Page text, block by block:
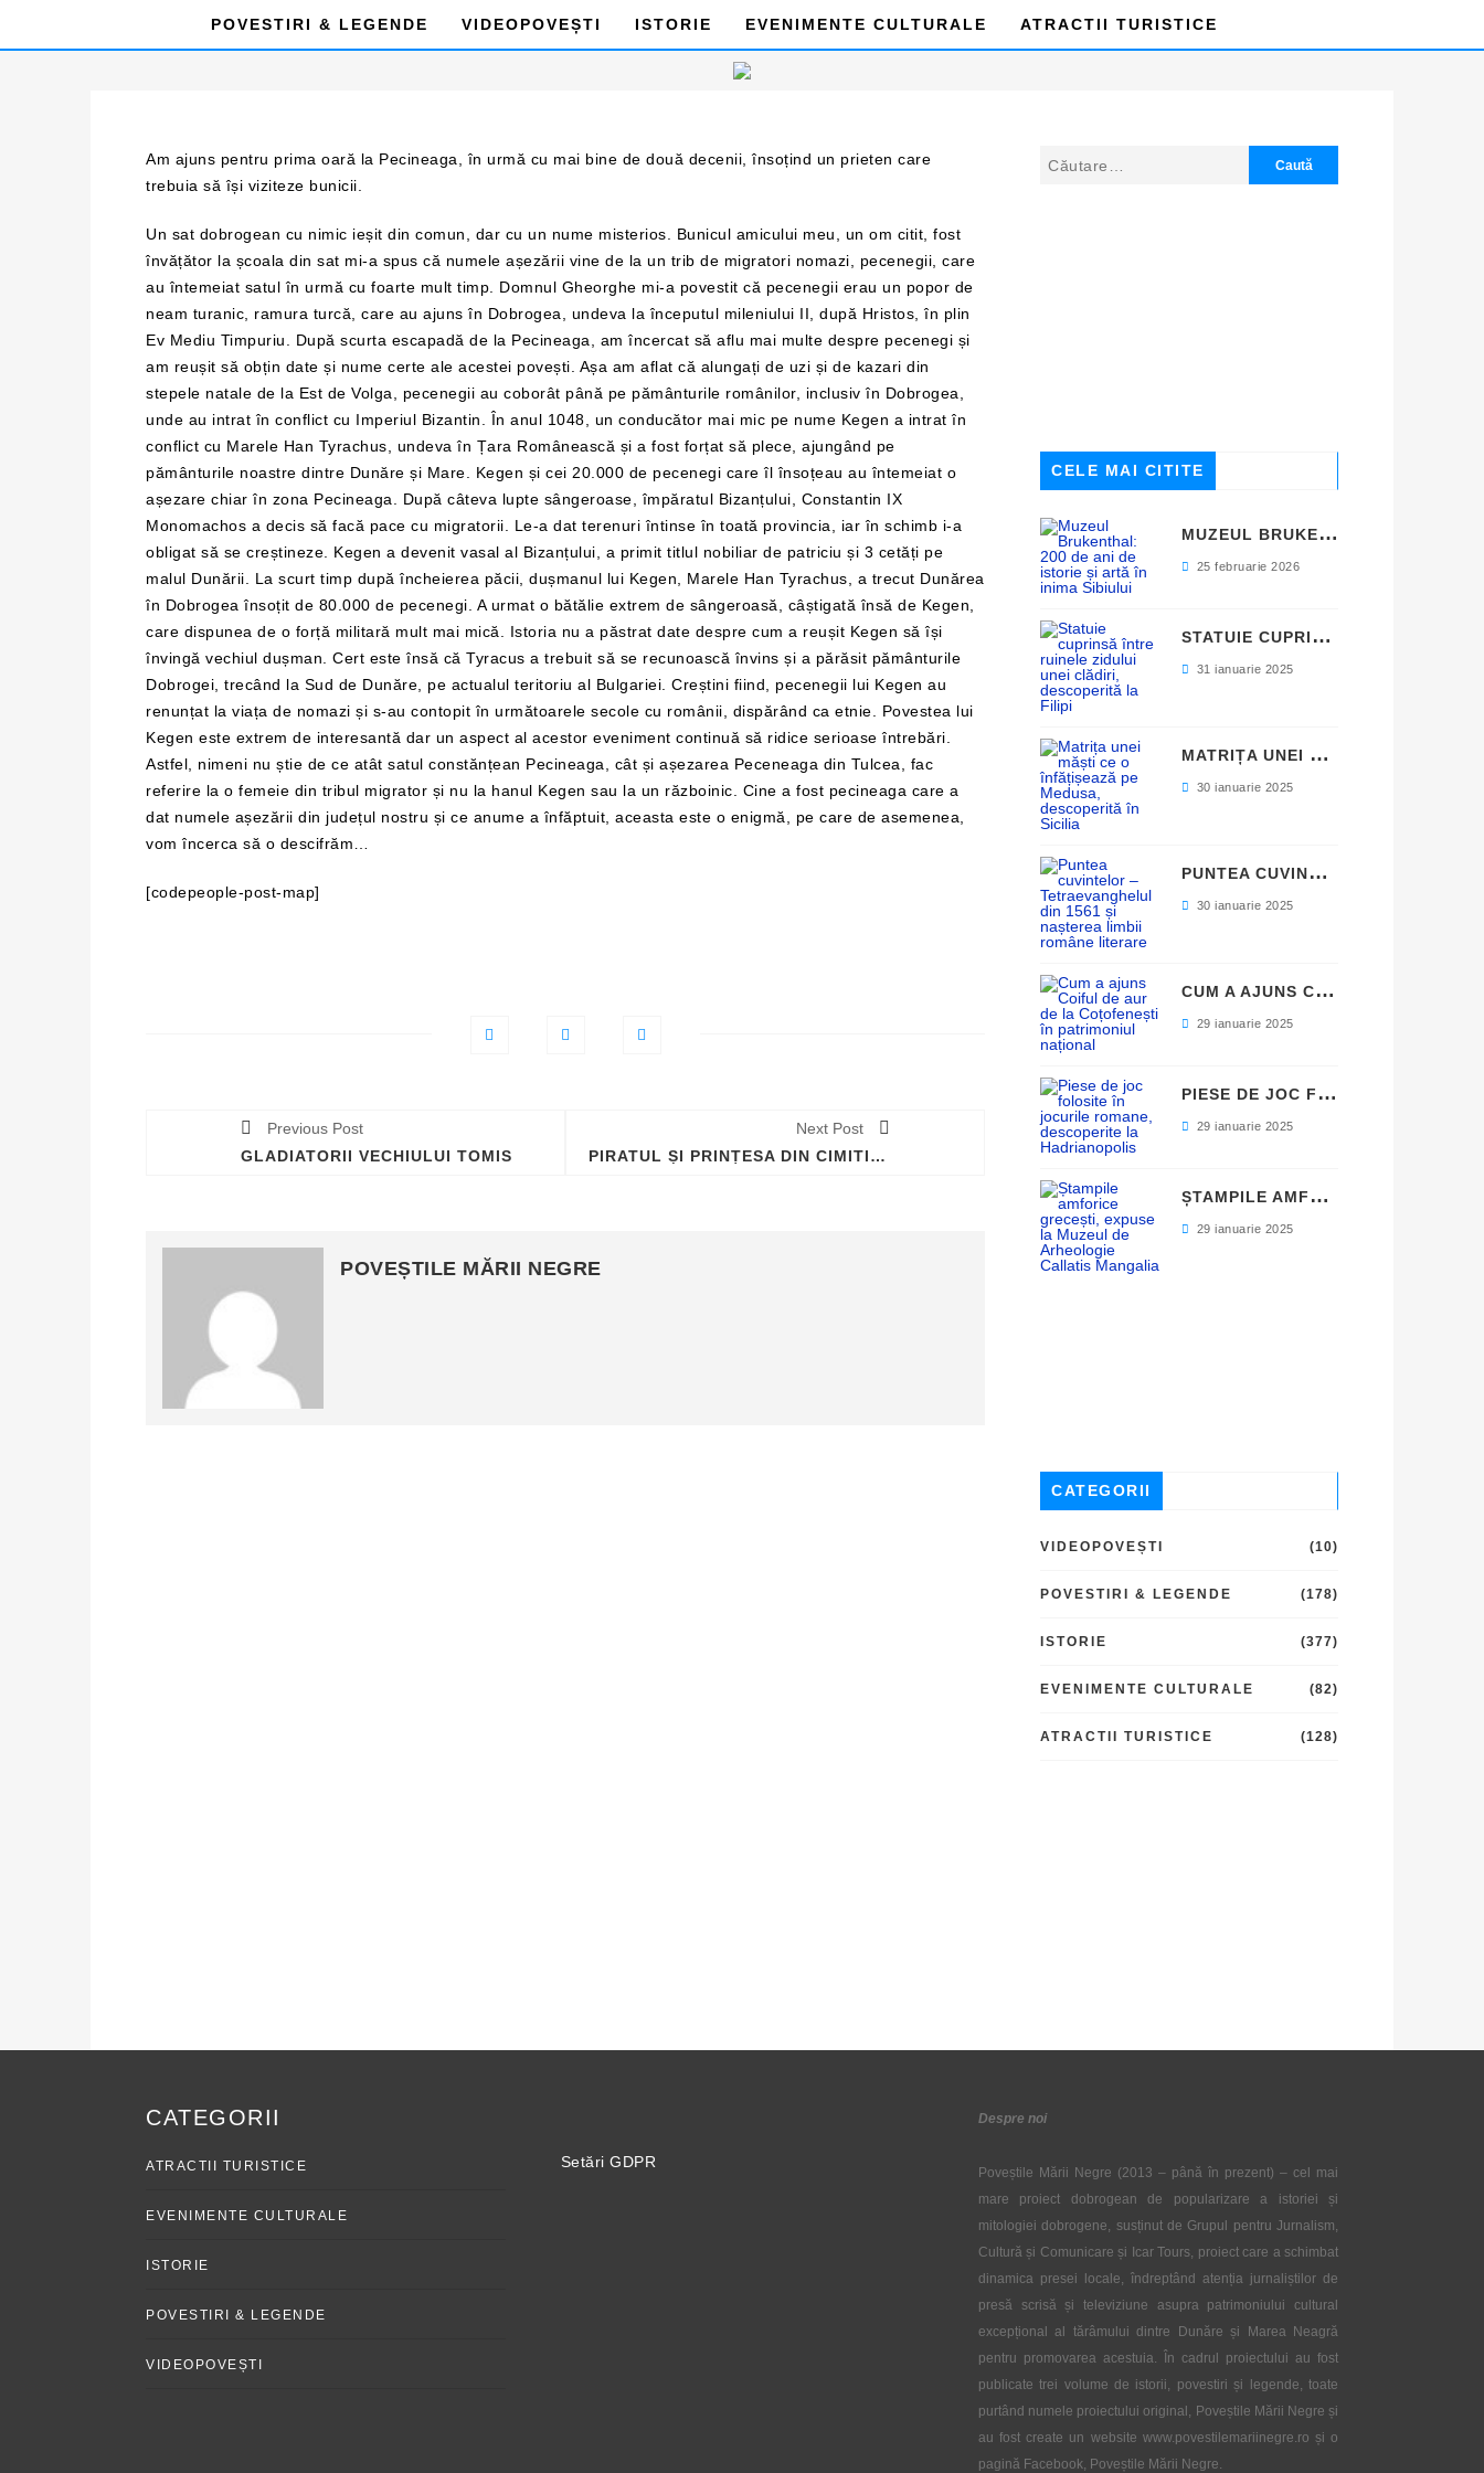
POVESTIRI & LEGENDE VIDEOPOVEȘTI ISTORIE EVENIMENTE CULTURALE ATRACTII TURISTICE
Am ajuns pentru prima oară la Pecineaga, în urmă cu mai bine de două decenii, însoțind un prieten care
trebuia să își viziteze bunicii.
Un sat dobrogean cu nimic ieșit din comun, dar cu un nume misterios. Bunicul amicului meu, un om citit, fost
învățător la școala din sat mi-a spus că numele așezării vine de la un trib de migratori nomazi, pecenegii, care
au întemeiat satul în urmă cu foarte mult timp. Domnul Gheorghe mi-a povestit că pecenegii erau un popor de
neam turanic, ramura turcă, care au ajuns în Dobrogea, undeva la începutul mileniului II, după Hristos, în plin
Ev Mediu Timpuriu. După scurta escapadă de la Pecineaga, am încercat să aflu mai multe despre pecenegi și
am reușit să obțin date și nume certe ale acestei povești. Așa am aflat că alungați de uzi și de kazari din
stepele natale de la Est de Volga, pecenegii au coborât până pe pământurile românilor, inclusiv în Dobrogea,
unde au intrat în conflict cu Imperiul Bizantin. În anul 1048, un conducător mai mic pe nume Kegen a intrat în
conflict cu Marele Han Tyrachus, undeva în Țara Românească și a fost forțat să plece, ajungând pe
pământurile noastre dintre Dunăre și Mare. Kegen și cei 20.000 de pecenegi care îl însoțeau au întemeiat o
așezare chiar în zona Pecineaga. După câteva lupte sângeroase, împăratul Bizanțului, Constantin IX
Monomachos a decis să facă pace cu migratorii. Le-a dat terenuri întinse în toată provincia, iar în schimb i-a
obligat să se creștineze. Kegen a devenit vasal al Bizanțului, a primit titlul nobiliar de patriciu și 3 cetăți pe
malul Dunării. La scurt timp după încheierea păcii, dușmanul lui Kegen, Marele Han Tyrachus, a trecut Dunărea
în Dobrogea însoțit de 80.000 de pecenegi. A urmat o bătălie extrem de sângeroasă, câștigată însă de Kegen,
care dispunea de o forță militară mult mai mică. Istoria nu a păstrat date despre cum a reușit Kegen să își
învingă vechiul dușman. Cert este însă că Tyracus a trebuit să se recunoască învins și a părăsit pământurile
Dobrogei, trecând la Sud de Dunăre, pe actualul teritoriu al Bulgariei. Creștini fiind, pecenegii lui Kegen au
renunțat la viața de nomazi și s-au contopit în următoarele secole cu românii, dispărând ca etnie. Povestea lui
Kegen este extrem de interesantă dar un aspect al acestor eveniment continuă să ridice serioase întrebări.
Astfel, nimeni nu știe de ce atât satul constănțean Pecineaga, cât și așezarea Peceneaga din Tulcea, fac
referire la o femeie din tribul migrator și nu la hanul Kegen sau la un războinic. Cine a fost pecineaga care a
dat numele așezării din județul nostru și ce anume a înfăptuit, aceasta este o enigmă, pe care de asemenea,
vom încerca să o descifrăm…
[codepeople-post-map]
Previous Post
GLADIATORII VECHIULUI TOMIS
Next Post
PIRATUL ȘI PRINȚESA DIN CIMITIRUL MARITIM SULINA
POVEȘTILE MĂRII NEGRE
CELE MAI CITITE
M
UZEUL BRUKENTHAL: 200 DE ANI DE ISTORIE ȘI ARTĂ ÎN INIMA SIBIULUI
25 februarie 2026
S
TATUIE CUPRINSĂ ÎNTRE RUINELE ZIDULUI UNEI CLĂDIRI, DESCOPERITĂ LA FILIPI
31 ianuarie 2025
M
ATRIȚA UNEI MĂȘTI CE O ÎNFĂȚIȘEAZĂ PE MEDUSA, DESCOPERITĂ ÎN SICILIA
30 ianuarie 2025
P
UNTEA CUVINTELOR – TETRAEVANGHELUL DIN 1561 ȘI NAȘTEREA LIMBII ROMÂNE LITERARE
30 ianuarie 2025
C
UM A AJUNS COIFUL DE AUR DE LA COȚOFENEȘTI ÎN PATRIMONIUL NAȚIONAL
29 ianuarie 2025
P
IESE DE JOC FOLOSITE ÎN JOCURILE ROMANE, DESCOPERITE LA HADRIANOPOLIS
29 ianuarie 2025
Ș
TAMPILE AMFORICE GRECEȘTI, EXPUSE LA MUZEUL DE ARHEOLOGIE CALLATIS MANGALIA
29 ianuarie 2025
CATEGORII
VIDEOPOVEȘTI (10)
POVESTIRI & LEGENDE (178)
ISTORIE (377)
EVENIMENTE CULTURALE (82)
ATRACTII TURISTICE (128)
CATEGORII
ATRACTII TURISTICE
EVENIMENTE CULTURALE
ISTORIE
POVESTIRI & LEGENDE
VIDEOPOVEȘTI
Setări GDPR
Despre noi
Poveștile Mării Negre (2013 – până în prezent) – cel mai
mare proiect dobrogean de popularizare a istoriei și
mitologiei dobrogene, susținut de Grupul pentru Jurnalism,
Cultură și Comunicare și Icar Tours, proiect care a schimbat
dinamica presei locale, îndreptând atenția jurnaliștilor de
presă scrisă și televiziune asupra patrimoniului cultural
excepțional al tărâmului dintre Dunăre și Marea Neagră
pentru promovarea acestuia. În cadrul proiectului au fost
publicate trei volume de istorii, povestiri și legende, toate
purtând numele proiectului original, Poveștile Mării Negre și
au fost create un website www.povestilemariinegre.ro și o
pagină Facebook, Poveștile Mării Negre.